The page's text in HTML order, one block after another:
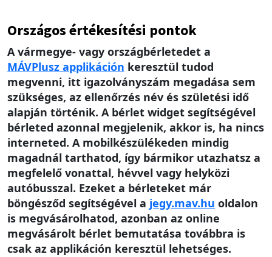
Országos értékesítési pontok
A vármegye- vagy országbérletedet a
MÁVPlusz applikáción keresztül tudod
megvenni, itt igazolványszám megadása sem
szükséges, az ellenőrzés név és születési idő
alapján történik. A bérlet widget segítségével
bérleted azonnal megjelenik, akkor is, ha nincs
interneted. A mobilkészülékeden mindig
magadnál tarthatod, így bármikor utazhatsz a
megfelelő vonattal, hévvel vagy helyközi
autóbusszal. Ezeket a bérleteket már
böngésződ segítségével a jegy.mav.hu oldalon
is megvásárolhatod, azonban az online
megvásárolt bérlet bemutatása továbbra is
csak az applikáción keresztül lehetséges.